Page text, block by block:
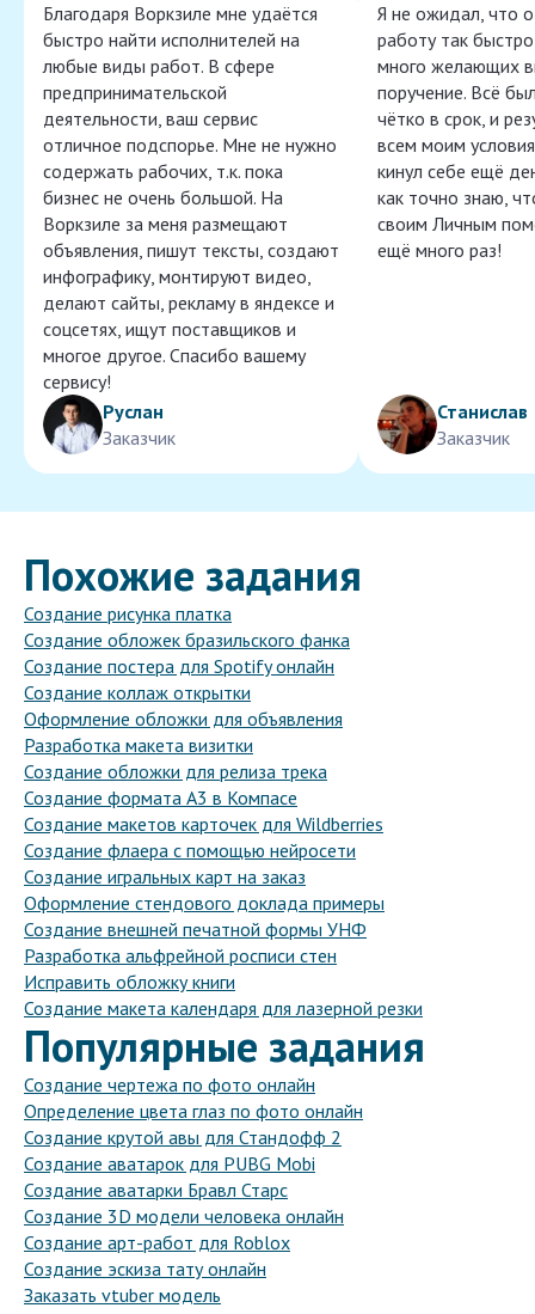
Благодаря Воркзиле мне удаётся
быстро найти исполнителей на
любые виды работ. В сфере
предпринимательской
деятельности, ваш сервис
отличное подспорье. Мне не нужно
содержать рабочих, т.к. пока
бизнес не очень большой. На
Воркзиле за меня размещают
объявления, пишут тексты, создают
инфографику, монтируют видео,
делают сайты, рекламу в яндексе и
соцсетях, ищут поставщиков и
многое другое. Спасибо вашему
сервису!
Руслан
Заказчик
Я не ожидал, что
работу так
много желающих
поручение. Всё
чётко в срок, и
всем моим
кинул себе ещё
как точно знаю,
своим Личным
ещё много раз!
Станислав
Заказчик
Похожие задания
Создание рисунка платка
Создание обложек бразильского фанка
Создание постера для Spotify онлайн
Создание коллаж открытки
Оформление обложки для объявления
Разработка макета визитки
Создание обложки для релиза трека
Создание формата А3 в Компасе
Создание макетов карточек для Wildberries
Создание флаера с помощью нейросети
Создание игральных карт на заказ
Оформление стендового доклада примеры
Создание внешней печатной формы УНФ
Разработка альфрейной росписи стен
Исправить обложку книги
Создание макета календаря для лазерной резки
Популярные задания
Создание чертежа по фото онлайн
Определение цвета глаз по фото онлайн
Создание крутой авы для Стандофф 2
Создание аватарок для PUBG Mobi
Создание аватарки Бравл Старс
Создание 3D модели человека онлайн
Создание арт-работ для Roblox
Создание эскиза тату онлайн
Заказать vtuber модель